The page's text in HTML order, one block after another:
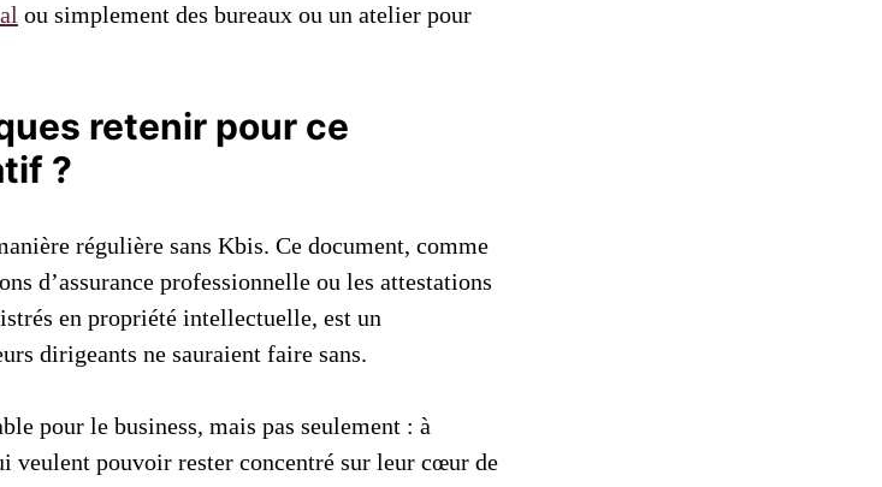
ou simplement des bureaux ou un atelier pour
retenir pour ce
?
régulière sans Kbis. Ce document, comme
d’assurance professionnelle ou les attestations
en propriété intellectuelle, est un
dirigeants ne sauraient faire sans.
pour le business, mais pas seulement : à
veulent pouvoir rester concentré sur leur cœur de